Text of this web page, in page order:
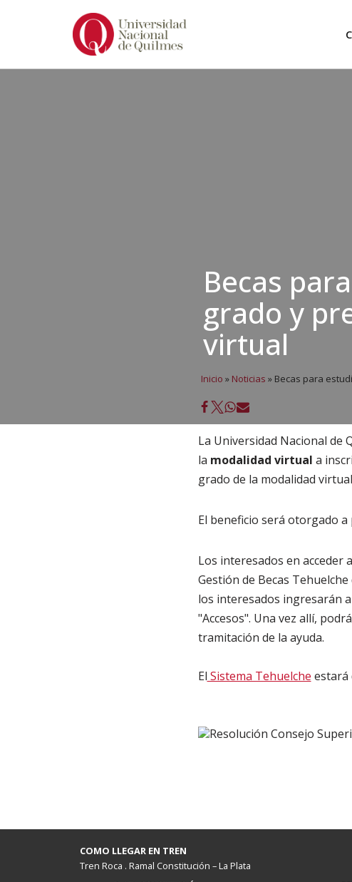
Becas
grado y
virtual
Inicio » Noticias » Becas para
La Universidad Nacional de
la modalidad virtual a
grado de la modalidad
El beneficio será otorgado
Los interesados en acceder
Gestión de Becas Tehuelche
los interesados ingresarán
"Accesos". Una vez allí,
tramitación de la ayuda.
El Sistema Tehuelche estará
Resolución Consejo
COMO LLEGAR EN TREN
Tren Roca . Ramal Constitución – La Plata